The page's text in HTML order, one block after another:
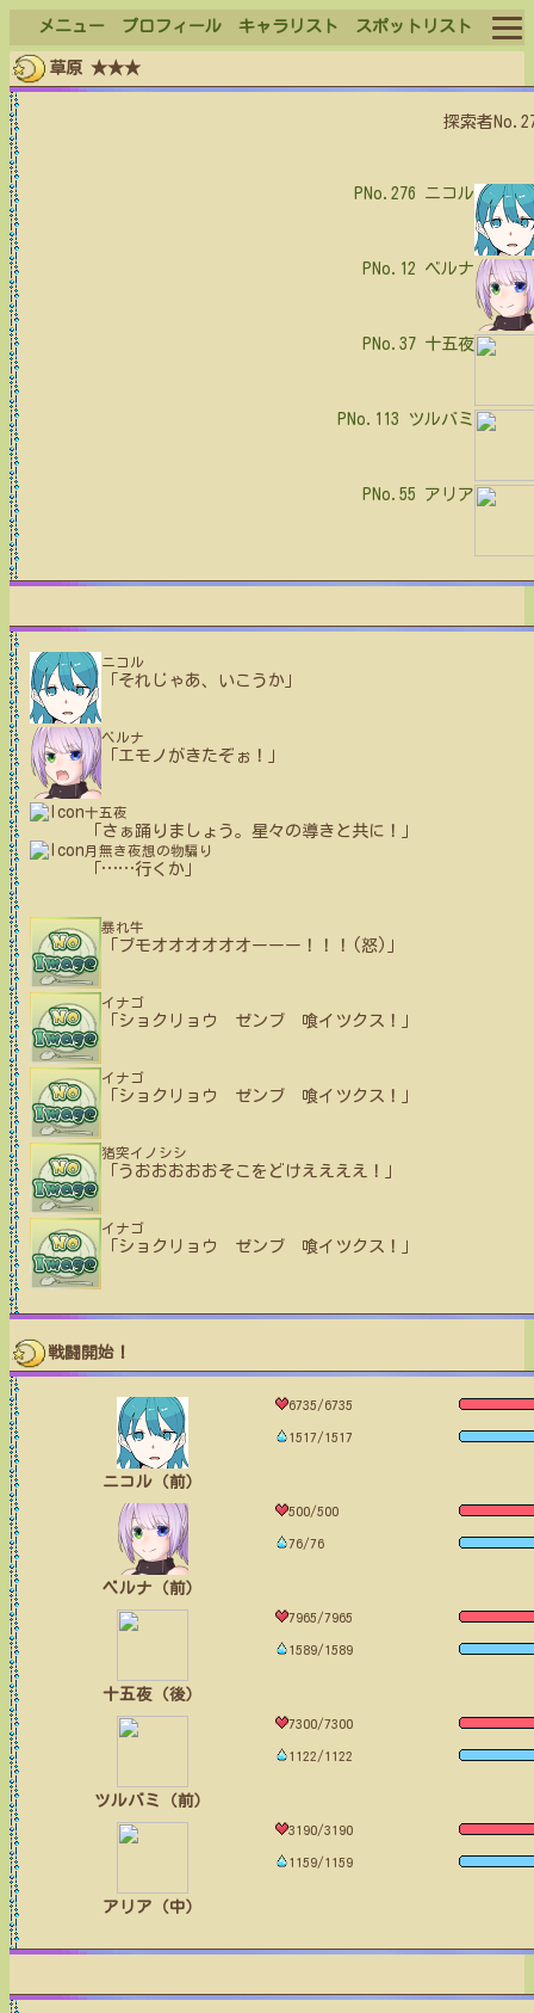
メニュー プロフィール キャラリスト スポットリスト
ログイン
草原 ★★★
探索者
PNo.276 ニコル
PNo.12 ベルナ
PNo.37 十五夜
PNo.113 ツルバミ
PNo.55 アリア
ニコル
「それじゃあ、いこうか」
ベルナ
「エモノがきたぞぉ！」
十五夜
「さぁ踊りましょう。星々の導きと共に！」
月無き夜想の物騙り
……行くか」
暴れ牛
「ブモオオオオオオーーー！！！(怒)」
イナゴ
「ショクリョウ ゼンブ 喰イツクス！」
イナゴ
「ショクリョウ ゼンブ 喰イツクス！」
猪突イノシシ
「うおおおおおそこをどけええええ！」
イナゴ
「ショクリョウ ゼンブ 喰イツクス！」
戦闘開始！
ニコル（前）
6735/6735
1517/1517
ベルナ（前）
500/500
76/76
十五夜（後）
7965/7965
1589/1589
ツルバミ（前）
7300/7300
1122/1122
アリア（中）
3190/3190
1159/1159